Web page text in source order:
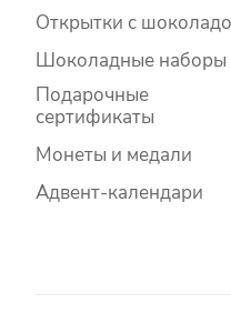
Открытки с
Шоколадные наборы
Подарочные
сертификаты
Монеты и медали
Адвент-календари